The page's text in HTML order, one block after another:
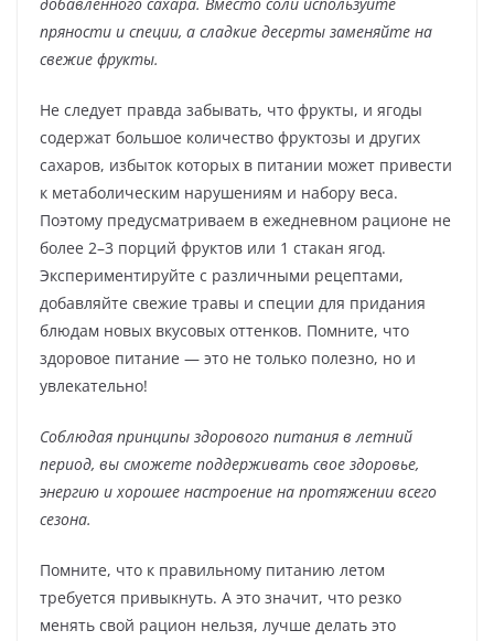
пряности и специи, а сладкие десерты заменяйте на
свежие фрукты.
Не следует правда забывать, что фрукты, и ягоды
содержат большое количество фруктозы и других
сахаров, избыток которых в питании может привести
к метаболическим нарушениям и набору веса.
Поэтому предусматриваем в ежедневном рационе не
более 2–3 порций фруктов или 1 стакан ягод.
Экспериментируйте с различными рецептами,
добавляйте свежие травы и специи для придания
блюдам новых вкусовых оттенков. Помните, что
здоровое питание — это не только полезно, но и
увлекательно!
Соблюдая принципы здорового питания в летний
период, вы сможете поддерживать свое здоровье,
энергию и хорошее настроение на протяжении всего
сезона.
Помните, что к правильному питанию летом
требуется привыкнуть. А это значит, что резко
менять свой рацион нельзя, лучше делать это